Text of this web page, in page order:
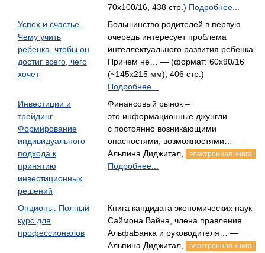
70x100/16, 438 стр.) Подробнее...
Успех и счастье.
Чему учить
ребенка, чтобы он
достиг всего, чего
хочет
Большинство родителей в первую
очередь интересует проблема
интеллектуального развития ребенка.
Причем не… — (формат: 60х90/16
(~145х215 мм), 406 стр.)
Подробнее...
Инвестиции и
трейдинг.
Формирование
индивидуального
подхода к
принятию
инвестиционных
решений
Финансовый рынок –
это информационные джунгли
с постоянно возникающими
опасностями, возможностями… —
Альпина Диджитал,
электронная книга
Подробнее...
Опционы. Полный
курс для
профессионалов
Книга кандидата экономических наук
Саймона Вайна, члена правления
АльфаБанка и руководителя… —
Альпина Диджитал,
электронная книга